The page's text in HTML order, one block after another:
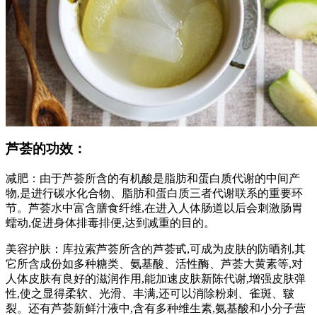
芦荟的功效：
减肥：由于芦荟所含的有机酸是脂肪和蛋白质代谢的中间产
物,是进行碳水化合物、脂肪和蛋白质三者代谢联系的重要环
节。芦荟水中富含膳食纤维,在进入人体肠道以后会刺激肠胃
蠕动,促进身体排毒排便,达到减重的目的。
美容护肤：库拉索芦荟所含的芦荟甙,可成为皮肤的防晒剂,其
它所含成份如多种糖类、氨基酸、活性酶、芦荟大黄素等,对
人体皮肤有良好的滋润作用,能加速皮肤新陈代谢,增强皮肤弹
性,使之显得柔软、光滑、丰满,还可以消除粉刺、雀斑、皲
裂。还有芦荟新鲜汁液中,含有多种维生素,氨基酸和小分子营